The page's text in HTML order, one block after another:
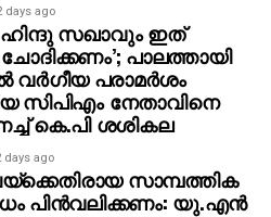
days ago
സഖാവും ഇത്
പാലത്തായി
വർഗീയ പരാമർശം
സിപിഎം നേതാവിനെ
കെ.പി ശശികല
days ago
സാമ്പത്തിക
പിന്‍വലിക്കണം: യു.എന്‍